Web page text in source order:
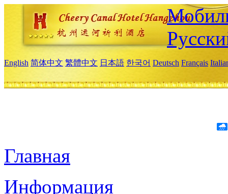
English 简体中文 繁體中文 日本語 한국어 Deutsch Français
Главная
Информация